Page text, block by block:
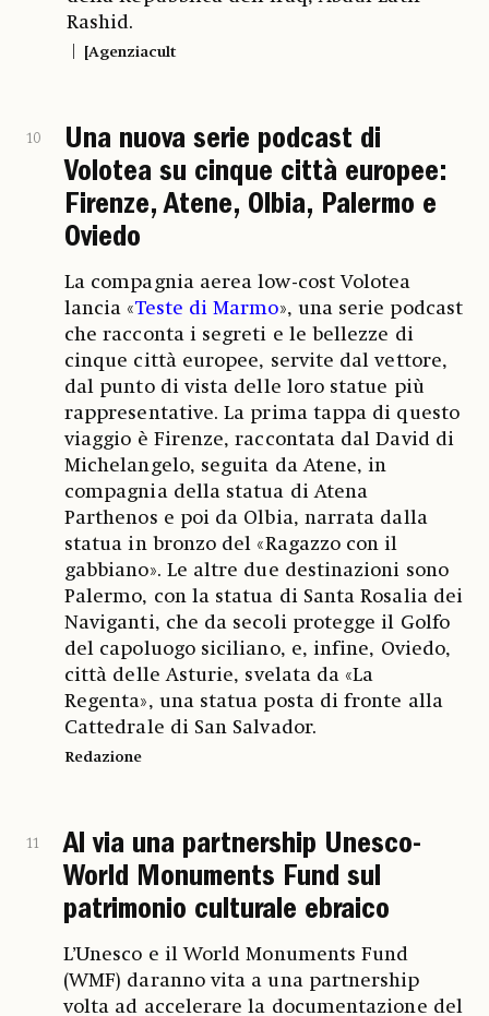
Rashid.
[Agenziacult
10
Una nuova serie podcast di
Volotea su cinque città europee:
Firenze, Atene, Olbia, Palermo e
Oviedo
La compagnia aerea low-cost Volotea
lancia «Teste di Marmo», una serie podcast
che racconta i segreti e le bellezze di
cinque città europee, servite dal vettore,
dal punto di vista delle loro statue più
rappresentative. La prima tappa di questo
viaggio è Firenze, raccontata dal David di
Michelangelo, seguita da Atene, in
compagnia della statua di Atena
Parthenos e poi da Olbia, narrata dalla
statua in bronzo del «Ragazzo con il
gabbiano». Le altre due destinazioni sono
Palermo, con la statua di Santa Rosalia dei
Naviganti, che da secoli protegge il Golfo
del capoluogo siciliano, e, infine, Oviedo,
città delle Asturie, svelata da «La
Regenta», una statua posta di fronte alla
Cattedrale di San Salvador.
Redazione
11
Al via una partnership Unesco-
World Monuments Fund sul
patrimonio culturale ebraico
L’Unesco e il World Monuments Fund
(WMF) daranno vita a una partnership
volta ad accelerare la documentazione del